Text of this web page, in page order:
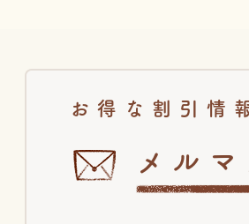
お得な割引情
メル